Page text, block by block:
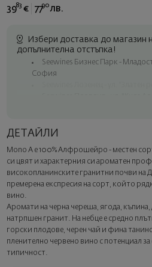
3983 € 7790 лв.
Избери доставка до магазин
допълнителна отстъпка!
Seewines Бизнес Парк - Младост
София
Seewines Пловдив - ул. "Княз
Куриер на Seewines до адрес в
Изненадайте със стил
Добавете луксозна подаръчна
картичка с ваше пожелание.
ДЕТАЙЛИ
Mono A e 100% Алфрошейро - местен
си цвят и характерния си ароматен
високопланинските гранитни почви на
премерена експресия на сорт, който
вино.
Аромати на черна череша, ягода,
натрпшен гранит. На небце е средно
горски плодове, черен чай и фина
пленително червено вино с потенциал
типичност.